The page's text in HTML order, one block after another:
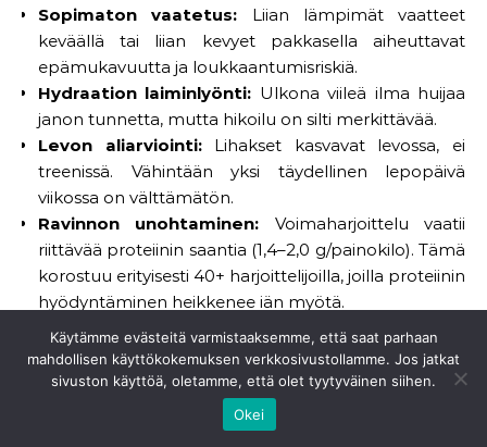
Sopimaton vaatetus: Liian lämpimät vaatteet
keväällä tai liian kevyet pakkasella aiheuttavat
epämukavuutta ja loukkaantumisriskiä.
Hydraation laiminlyönti: Ulkona viileä ilma huijaa
janon tunnetta, mutta hikoilu on silti merkittävää.
Levon aliarviointi:Lihakset kasvavat levossa, ei
treenissä. Vähintään yksi täydellinen lepopäivä
viikossa on välttämätön.
Ravinnon unohtaminen: Voimaharjoittelu vaatii
riittävää proteiinin saantia (1,4–2,0 g/painokilo). Tämä
korostuu erityisesti 40+ harjoittelijoilla, joilla proteiinin
hyödyntäminen heikkenee iän myötä.
Älyteknologia ja
ulkokuntosalin tulevaisuus
Käytämme evästeitä varmistaaksemme, että saat parhaan
mahdollisen käyttökokemuksen verkkosivustollamme. Jos jatkat
sivuston käyttöä, oletamme, että olet tyytyväinen siihen.
Okei